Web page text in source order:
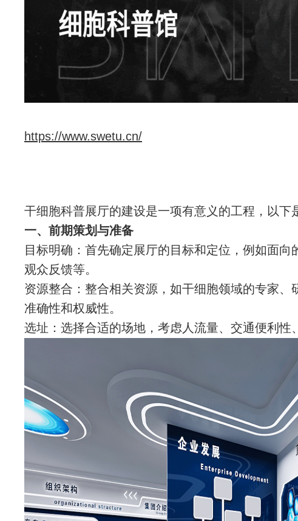
https://www.swetu.cn/
干细胞科普展厅的建设是一项有意义的工程，以下
一、前期策划与准备
目标明确：首先确定展厅的目标和定位，例如面
观众反馈等。
资源整合：整合相关资源，如干细胞领域的专家
准确性和权威性。
选址：选择合适的场地，考虑人流量、交通便利性